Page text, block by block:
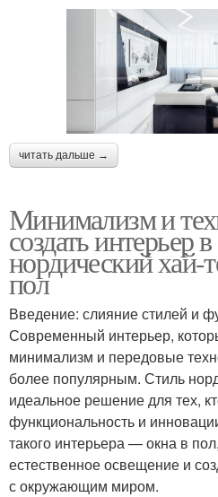
читать дальше →
Минимализм и
создать интерьер
нордический хай-
пол
Введение: слияние стилей и
Современный интерьер,
минимализм и передовые
более популярным. Стиль
идеальное решение для тех,
функциональность и
такого интерьера — окна в
естественное освещение и
с окружающим миром.